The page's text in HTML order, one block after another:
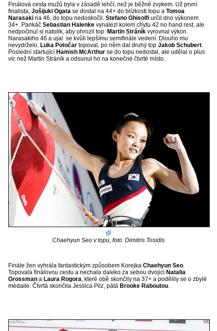
Finálová cesta mužů byla v zásadě lehčí, než je běžně zvykem. Už první
finalista, Jošijuki Ogata se dostal na 44+ do blízkosti topu a Tomoa
Narasaki na 46, do topu nedoskočil. Stefano Ghisolfi určil dno výkonem
34+. Pankáč Sebastian Halenke vynalezl kolem chytu 42 no hand rest, ale
nedpočinul si natolik, aby ohrozil top. Martin Stráník vyrovnal výkon
Narasakiho 46 a ujal se kvůli lepšímu semifinále vedení. Dlouho mu
nevydrželo, Luka Potočar topoval, po něm dal druhý top Jakob Schubert.
Poslední startující Hamish McArthur se do topu nedostal, ale udělal o plus
víc než Martin Stráník a odsunul ho na konečné čtvrté místo.
Chaehyun Seo v topu, foto: Dimitris Tosidis
Finále žen vyhrála fantastickým způsobem Korejka Chaehyun Seo.
Topovala finálovou cestu a nechala daleko za sebou dvojici Natalia
Grossman a Laura Rogora, které obě skončily na 37+ a podělily se o zbylé
medaile. Čtvrtá skončila Jessica Pilz, pátá Brooke Raboutou.